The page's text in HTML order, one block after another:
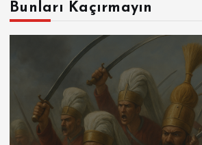
Bunları Kaçırmayın